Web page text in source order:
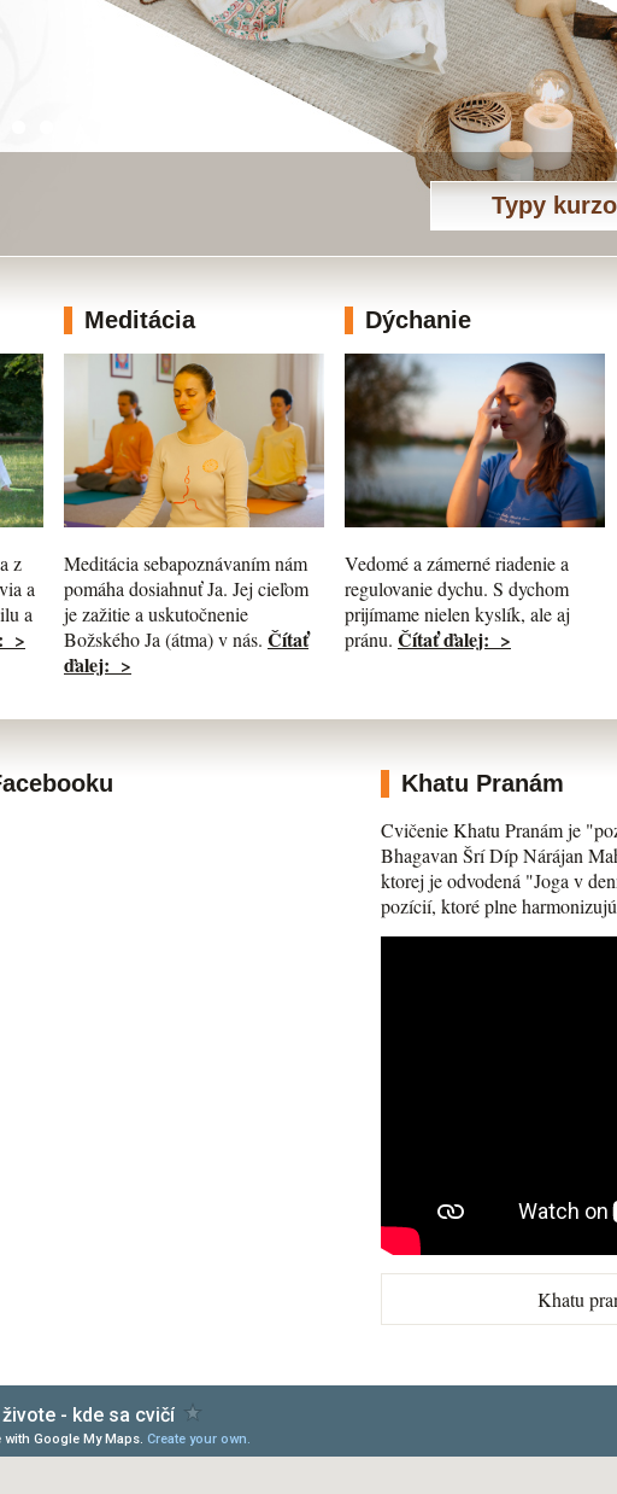
Typy
z
a
a
>
Meditácia
Meditácia sebapoznávaním nám
pomáha dosiahnuť Ja. Jej cieľom
je zažitie a uskutočnenie
Božského Ja (átma) v nás. Čítať
ďalej: >
Dýchanie
Vedomé a zámerné riadenie a
regulovanie dychu. S dychom
prijímame nielen kyslík, ale aj
pránu. Čítať ďalej: >
Khatu Pranám
Cvičenie Khatu Pranám je
Bhagavan Šrí Díp Nárájan
ktorej je odvodená "Joga v
pozícií, ktoré plne
Khatu